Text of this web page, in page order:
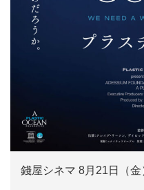
錢屋シネマ 8月21日（金